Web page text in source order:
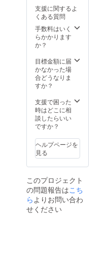
きを参
考にし
てくだ
さ
い）。
の公式
HPや
facebo
okで猫
子、治
療費
用、そ
の他経
開しま
す。
支援に関するよ
くある質問
手数料はいく
らかかります
か？
目標金額に届
かなかった場
合どうなりま
すか？
支援で困った
時はどこに相
談したらいい
ですか？
ヘルプページを
見る
このプロジェクト
の問題報告はこち
らよりお問い合わ
せください